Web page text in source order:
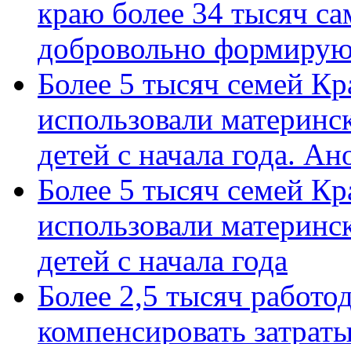
краю более 34 тысяч
добровольно
Более 5 тысяч семей
использовали
детей с начала года.
Более 5 тысяч семей
использовали
детей с начала года
Более 2,5 тысяч
компенсировать